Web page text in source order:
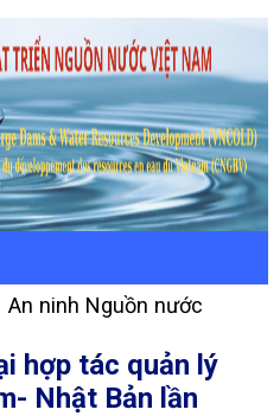
An ninh Nguồn nước
hợp tác quản lý
Nhật Bản lần